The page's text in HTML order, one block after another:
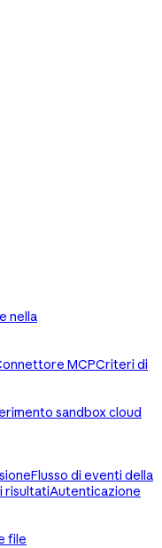
nella
MCPCriteri di
sandbox cloud
Flusso di eventi della
risultatiAutenticazione
file